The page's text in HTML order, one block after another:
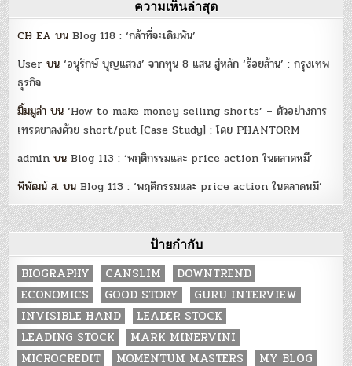
ความเห็นล่าสุด
CH EA บนBlog 118 : ‘กล้าที่จะเดิมพัน’
User บน‘อนุรักษ์ บุญแสวง’ จากทุน 8 แสน สู่หลัก ‘ร้อยล้าน’ : กรุงเทพ
ธุรกิจ
มิ้มมูล่า บน‘How to make money selling shorts’ – ตัวอย่างการ
เทรดขาลงด้วย short/put [Case Study] : โดย PHANTORM
admin บนBlog 113 : ‘พฤติกรรมและ price action ในตลาดหมี’
พิพัฒน์ ส. บนBlog 113 : ‘พฤติกรรมและ price action ในตลาดหมี’
ป้ายกำกับ
BIOGRAPHY CANSLIM
DOWNTREND
ECONOMICS
GOOD STORY
GURU INTERVIEW
INVISIBLE HAND
LEADER STOCK
LEADING STOCK
MARK MINERVINI
MICROCREDIT
MOMENTUM MASTERS
MY BLOG